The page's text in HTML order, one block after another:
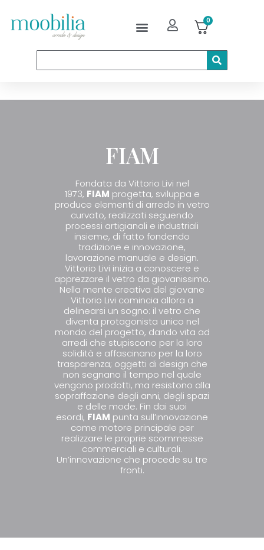
0
FIAM
Fondata da Vittorio Livi nel
1973, FIAM progetta, sviluppa e
produce elementi di arredo in vetro
curvato, realizzati seguendo
processi artigianali e industriali
insieme, di fatto fondendo
tradizione e innovazione,
lavorazione manuale e design.
Vittorio Livi inizia a conoscere e
apprezzare il vetro da giovanissimo.
Nella mente creativa del giovane
Vittorio Livi comincia allora a
delinearsi un sogno: il vetro che
diventa protagonista unico nel
mondo del progetto, dando vita ad
arredi che stupiscono per la loro
solidità e affascinano per la loro
trasparenza; oggetti di design che
non segnano il tempo nel quale
vengono prodotti, ma resistono alla
sopraffazione degli anni, degli spazi
e delle mode. Fin dai suoi
esordi, FIAM punta sull’innovazione
come motore principale per
realizzare le proprie scommesse
commerciali e culturali.
Un’innovazione che procede su tre
fronti.